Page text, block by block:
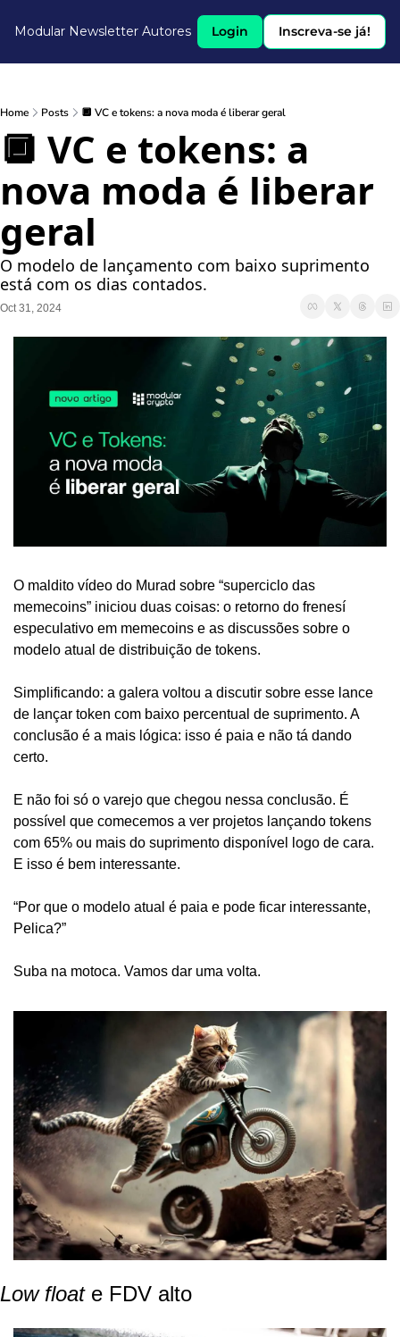
Modular Newsletter Autores Login Inscreva-se já!
Home Posts 🔲 VC e tokens: a nova moda é liberar geral
🔲 VC e tokens: a
nova moda é liberar
geral
O modelo de lançamento com baixo suprimento
está com os dias contados.
Oct 31, 2024
O maldito vídeo do Murad sobre “superciclo das
memecoins” iniciou duas coisas: o retorno do frenesí
especulativo em memecoins e as discussões sobre o
modelo atual de distribuição de tokens.
Simplificando: a galera voltou a discutir sobre esse lance
de lançar token com baixo percentual de suprimento. A
conclusão é a mais lógica: isso é paia e não tá dando
certo.
E não foi só o varejo que chegou nessa conclusão. É
possível que comecemos a ver projetos lançando tokens
com 65% ou mais do suprimento disponível logo de cara.
E isso é bem interessante.
“Por que o modelo atual é paia e pode ficar interessante,
Pelica?”
Suba na motoca. Vamos dar uma volta.
Low float e FDV alto